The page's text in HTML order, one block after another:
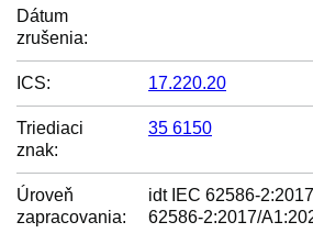
Dátum
zrušenia:
ICS: 17.220.20
Triediaci
znak:
35 6150
Úroveň
zapracovania:
idt IEC 62586-
62586-2:2017/